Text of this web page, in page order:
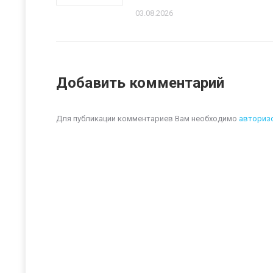
03.08.2026
Добавить комментарий
Для публикации комментариев Вам необходимо